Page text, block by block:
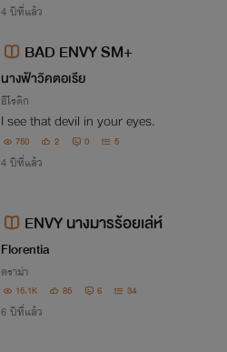
4 ปีที่แล้ว
BAD ENVY SM+
นางฟ้าวิคตอเรีย
อีโรติก
I see that devil in your eyes.
750 2 0 5
4 ปีที่แล้ว
ENVY นางมารร้อยเล่ห์
Florentia
ดราม่า
15.1K 85 6 34
6 ปีที่แล้ว